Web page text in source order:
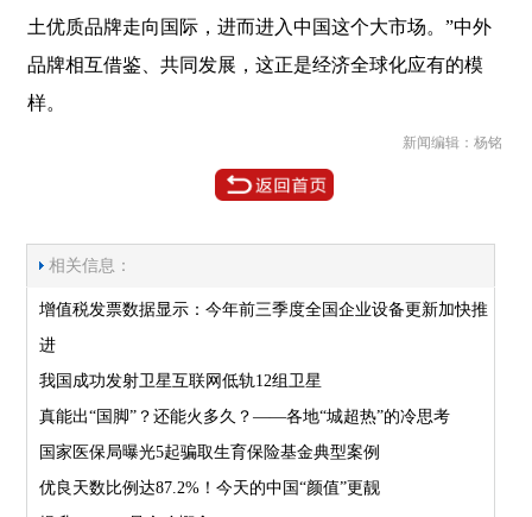
土优质品牌走向国际，进而进入中国这个大市场。”中外
品牌相互借鉴、共同发展，这正是经济全球化应有的模
样。
新闻编辑：杨铭
相关信息：
增值税发票数据显示：今年前三季度全国企业设备更新加快推
进
我国成功发射卫星互联网低轨12组卫星
真能出“国脚”？还能火多久？——各地“城超热”的冷思考
国家医保局曝光5起骗取生育保险基金典型案例
优良天数比例达87.2%！今天的中国“颜值”更靓